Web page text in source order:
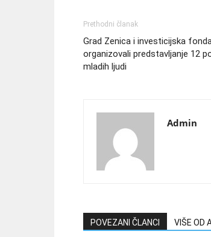
Prethodni članak
Grad Zenica i investicijska
organizovali predstavljanje 12
mladih ljudi
Admin
POVEZANI ČLANCI VIŠE OD